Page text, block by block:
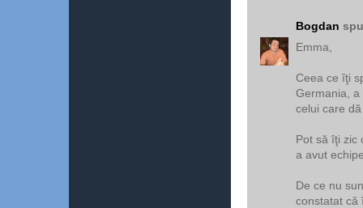
Bogdan
Emma,
Ceea ce îţi
Germania, a
celui care
Pot să îţi zic
a avut
De ce nu
constatat că